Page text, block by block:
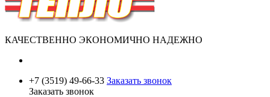
КАЧЕСТВЕННО ЭКОНОМИЧНО НАДЕЖНО
+7 (3519) 49-66-33 Заказать звонок
Заказать звонок